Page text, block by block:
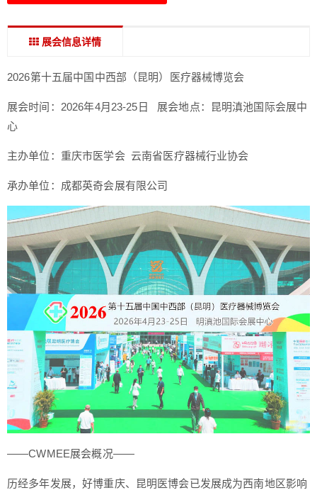
展会信息详情
2026第十五届中国中西部（昆明）医疗器械博览会
展会时间：2026年4月23-25日 展会地点：昆明滇池国际会展中
心
主办单位：重庆市医学会 云南省医疗器械行业协会
承办单位：成都英奇会展有限公司
——CWMEE展会概况——
历经多年发展，好博重庆、昆明医博会已发展成为西南地区影响